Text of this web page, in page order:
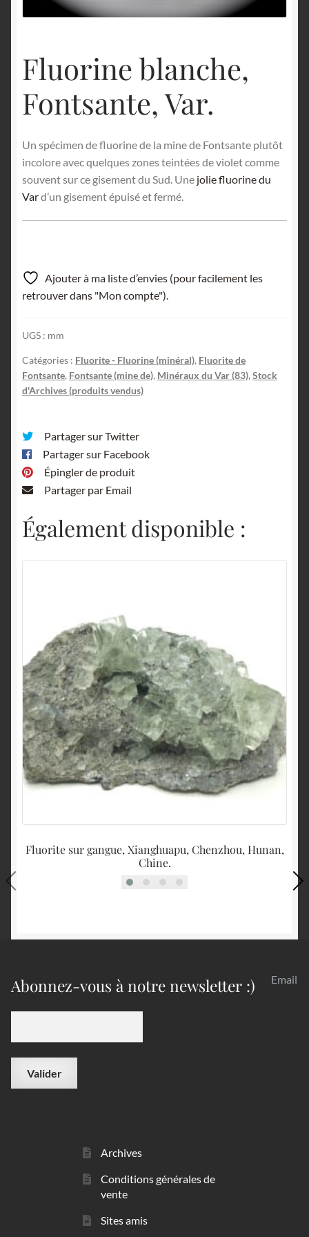
Fluorine blanche,
Fontsante, Var.
Un spécimen de fluorine de la mine de Fontsante plutôt
incolore avec quelques zones teintées de violet comme
souvent sur ce gisement du Sud. Une jolie fluorine du
Vard’un gisement épuisé et fermé.
Ajouter à ma liste d’envies (pour facilement les
retrouver dans "Mon compte").
UGS : mm
Catégories : Fluorite - Fluorine (minéral), Fluorite de
Fontsante, Fontsante (mine de), Minéraux du Var (83), Stock
d'Archives (produits vendus)
Partager sur Twitter
Partager sur Facebook
Épingler de produit
Partager par Email
Également disponible :
Fluorite sur gangue, Xianghuapu, Chenzhou, Hunan,
Chine.
Abonnez-vous à notre newsletter :) Email
Archives
Conditions générales de
vente
Sites amis